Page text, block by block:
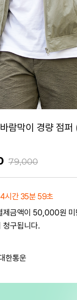
람막이 경량 점
79,000
시간 35분 59초
제금액이 50,000원
청구됩니다.
한통운